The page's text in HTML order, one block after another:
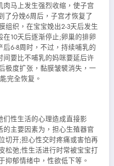
马上发生强烈收缩，使子宫
了分娩6周后，子宫才恢复了
组织，在宝宝娩出2-3天后发生
10天后逐渐停止;卵巢的排卵
6-8周时，不过，持续哺乳的
要比不哺乳的妈咪要延后许
极度扩张，黏膜皱襞消失，一
完全恢复。
性生活的心理造成直接影
主要因素为，担心生殖器官
切开;担心性交时疼痛或害怕再
松弛;性生活进行时常被宝宝打
抑郁情绪中，性欲低下等。